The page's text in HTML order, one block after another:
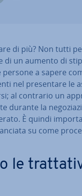
di più? Non tutti
di un aumento di
a sapere
nel pre­sen­ta­re le
al contrario un
durante la
È quindi
su come
le